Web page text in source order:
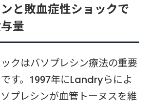
と敗血症性ショックで
量
クはバソプレシン療法の重要
す。1997年にLandryらによ
プレシンが血管トーヌスを維